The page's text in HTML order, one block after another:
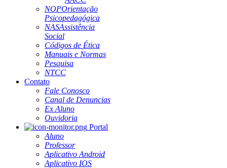
NOPOrientação
Psicopedagógica
NASAssistência
Social
Códigos de Ética
Manuais e Normas
Pesquisa
NTCC
Contato
Fale Conosco
Canal de Denuncias
Ex Aluno
Ouvidoria
Portal
Aluno
Professor
Aplicativo Android
Aplicativo IOS